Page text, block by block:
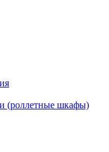
(роллетные шкафы)